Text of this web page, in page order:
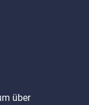
über